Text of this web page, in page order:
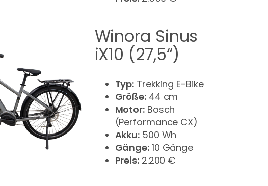
Winora Sinus
iX10 (27,5“)
Typ: Trekking E-Bike
Größe:44 cm
Motor:Bosch
(Performance CX)
Akku: 500 Wh
Gänge:10 Gänge
Preis:2.200 €